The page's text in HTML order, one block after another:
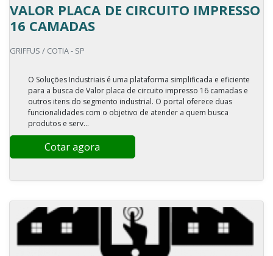
VALOR PLACA DE CIRCUITO IMPRESSO
16 CAMADAS
GRIFFUS / COTIA - SP
O Soluções Industriais é uma plataforma simplificada e eficiente
para a busca de Valor placa de circuito impresso 16 camadas e
outros itens do segmento industrial. O portal oferece duas
funcionalidades com o objetivo de atender a quem busca
produtos e serv...
Cotar agora